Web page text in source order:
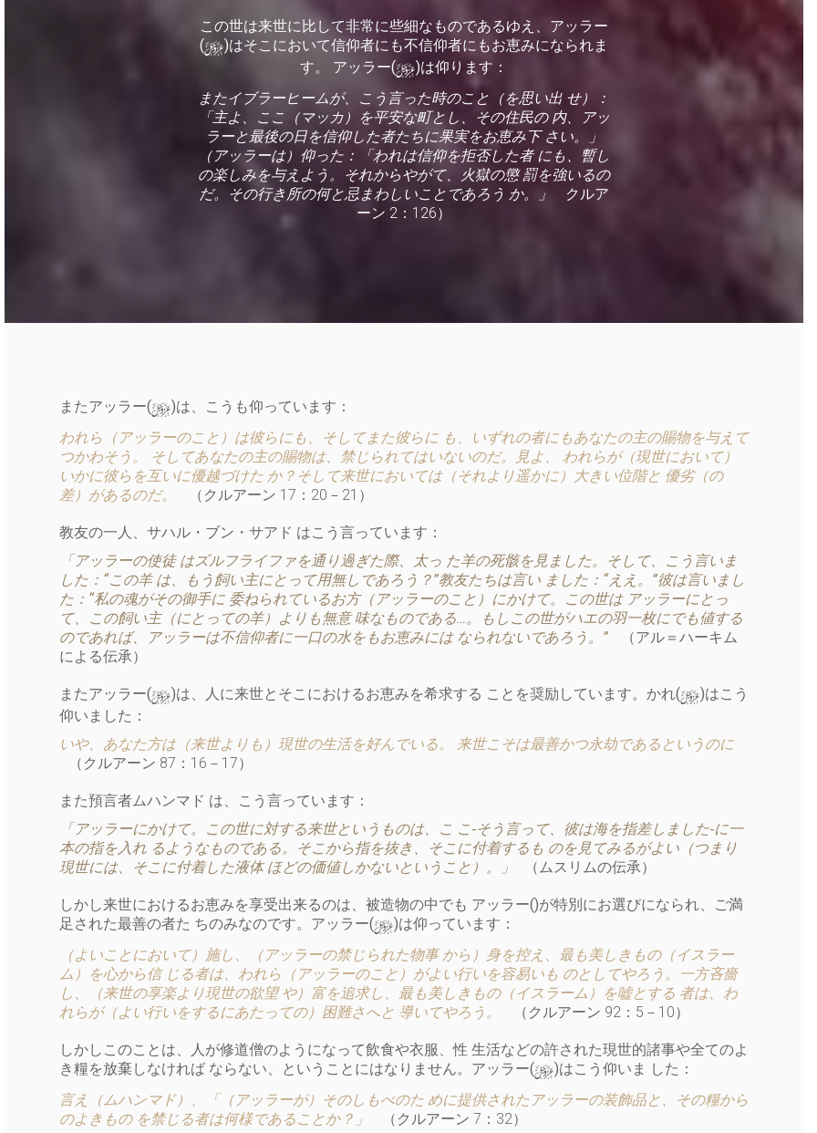
この世は来世に比して非常に些細なものであるゆえ、アッラー
(y)はそこにおいて信仰者にも不信仰者にもお恵みになられま
す。 アッラー(y)は仰ります：
またイブラーヒームが、こう言った時のこと（を思い出 せ）：
「主よ、ここ（マッカ）を平安な町とし、その住民の 内、アッ
ラーと最後の日を信仰した者たちに果実をお恵み下 さい。」
（アッラーは）仰った：「われは信仰を拒否した者 にも、暫し
の楽しみを与えよう。それからやがて、火獄の懲 罰を強いるの
だ。その行き所の何と忌まわしいことであろう か。」
クルア
ーン 2：126）
またアッラー(y)は、こうも仰っています：
われら（アッラーのこと）は彼らにも、そしてまた彼らに も、いずれの者にもあなたの主の賜物を与えて
つかわそう。 そしてあなたの主の賜物は、禁じられてはいないのだ。見よ、 われらが（現世において）
いかに彼らを互いに優越づけた か？そして来世においては（それより遥かに）大きい位階と 優劣（の
差）があるのだ。
（クルアーン 17：20－21）
教友の一人、サハル・ブン・サアド はこう言っています：
「アッラーの使徒 はズルフライファを通り過ぎた際、太っ た羊の死骸を見ました。そして、こう言いま
した：“この羊 は、もう飼い主にとって用無しであろう？”教友たちは言い ました：“ええ。”彼は言いまし
た：“私の魂がその御手に 委ねられているお方（アッラーのこと）にかけて。この世は アッラーにとっ
て、この飼い主（にとっての羊）よりも無意 味なものである…。もしこの世がハエの羽一枚にでも値する
のであれば、アッラーは不信仰者に一口の水をもお恵みには なられないであろう。”
（アル＝ハーキム
による伝承）
またアッラー(y)は、人に来世とそこにおけるお恵みを希求する ことを奨励しています。かれ(y)はこう
仰いました：
いや、あなた方は（来世よりも）現世の生活を好んでいる。 来世こそは最善かつ永劫であるというのに
（クルアーン 87：16－17）
また預言者ムハンマド は、こう言っています：
「アッラーにかけて。この世に対する来世というものは、こ こ‐そう言って、彼は海を指差しました‐に一
本の指を入れ るようなものである。そこから指を抜き、そこに付着するも のを見てみるがよい（つまり
現世には、そこに付着した液体 ほどの価値しかないということ）。」
（ムスリムの伝承）
しかし来世におけるお恵みを享受出来るのは、被造物の中でも アッラー()が特別にお選びになられ、ご満
足された最善の者た ちのみなのです。アッラー(y)は仰っています：
（よいことにおいて）施し、（アッラーの禁じられた物事 から）身を控え、最も美しきもの（イスラー
ム）を心から信 じる者は、われら（アッラーのこと）がよい行いを容易いも のとしてやろう。一方吝嗇
し、（来世の享楽より現世の欲望 や）富を追求し、最も美しきもの（イスラーム）を嘘とする 者は、わ
れらが（よい行いをするにあたっての）困難さへと 導いてやろう。
（クルアーン 92：5－10）
しかしこのことは、人が修道僧のようになって飲食や衣服、性 生活などの許された現世的諸事や全てのよ
き糧を放棄しなければ ならない、ということにはなりません。アッラー(y)はこう仰いま した：
言え（ムハンマド）、「（アッラーが）そのしもべのた めに提供されたアッラーの装飾品と、その糧から
のよきもの を禁じる者は何様であることか？」
（クルアーン 7：32）